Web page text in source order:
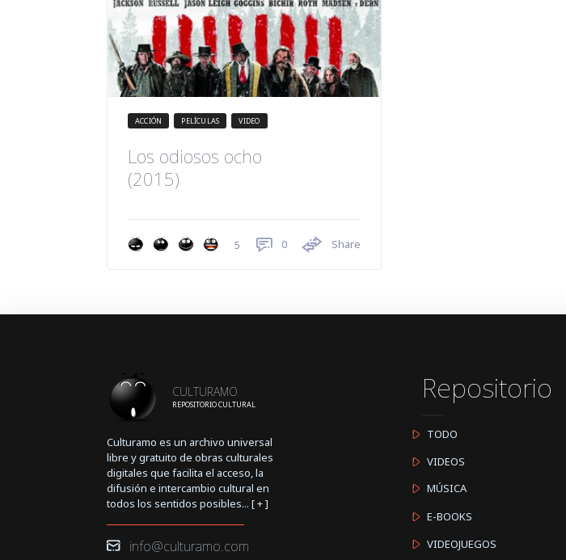
ACCIÓN PELÍCULAS VIDEO
Los odiosos ocho
(2015)
5 0 Share
CULTURAMO
REPOSITORIO CULTURAL
Culturamo es un archivo universal
libre y gratuito de obras culturales
digitales que facilita el acceso, la
difusión e intercambio cultural en
todos los sentidos posibles... [+]
info@culturamo.com
Repositorio
TODO
VIDEOS
MÚSICA
E-BOOKS
VIDEOJUEGOS